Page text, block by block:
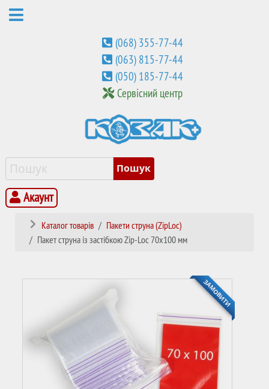
(068) 355-77-44
(063) 815-77-44
(050) 185-77-44
Сервісний центр
Акаунт
Каталог товарів
Пакети струна (ZipLoc)
Пакет струна із застібкою Zip-Loc 70х100 мм
ЗАМОВИТИ